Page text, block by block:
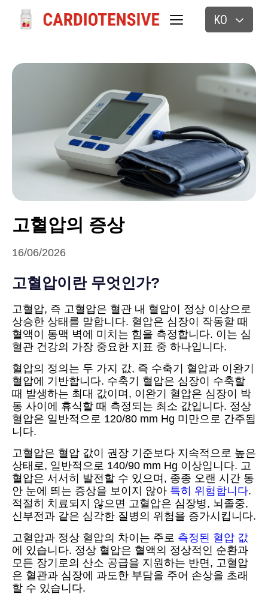
KO
고혈압의 증상
16/06/2026
고혈압이란 무엇인가?
고혈압, 즉 고혈압은 혈관 내 혈압이 정상 이상으로
상승한 상태를 말합니다. 혈압은 심장이 작동할 때
혈액이 동맥 벽에 미치는 힘을 측정합니다. 이는 심
혈관 건강의 가장 중요한 지표 중 하나입니다.
혈압의 정의는 두 가지 값, 즉 수축기 혈압과 이완기
혈압에 기반합니다. 수축기 혈압은 심장이 수축할
때 발생하는 최대 값이며, 이완기 혈압은 심장이 박
동 사이에 휴식할 때 측정되는 최소 값입니다. 정상
혈압은 일반적으로 120/80 mm Hg 미만으로 간주됩
니다.
고혈압은 혈압 값이 권장 기준보다 지속적으로 높은
상태로, 일반적으로 140/90 mm Hg 이상입니다. 고
혈압은 서서히 발전할 수 있으며, 종종 오랜 시간 동
안 눈에 띄는 증상을 보이지 않아 특히 위험합니다.
적절히 치료되지 않으면 고혈압은 심장병, 뇌졸중,
신부전과 같은 심각한 질병의 위험을 증가시킵니다.
고혈압과 정상 혈압의 차이는 주로 측정된 혈압 값
에 있습니다. 정상 혈압은 혈액의 정상적인 순환과
모든 장기로의 산소 공급을 지원하는 반면, 고혈압
은 혈관과 심장에 과도한 부담을 주어 손상을 초래
할 수 있습니다.